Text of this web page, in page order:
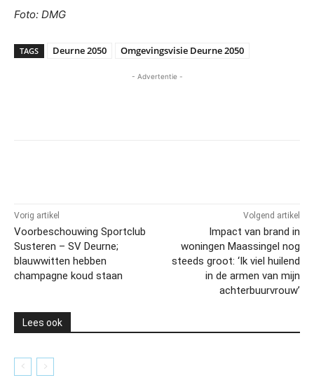
Foto: DMG
TAGS Deurne 2050 Omgevingsvisie Deurne 2050
- Advertentie -
Vorig artikel
Voorbeschouwing Sportclub
Susteren – SV Deurne;
blauwwitten hebben
champagne koud staan
Volgend artikel
Impact van brand in
woningen Maassingel nog
steeds groot: ‘Ik viel huilend
in de armen van mijn
achterbuurvrouw’
Lees ook